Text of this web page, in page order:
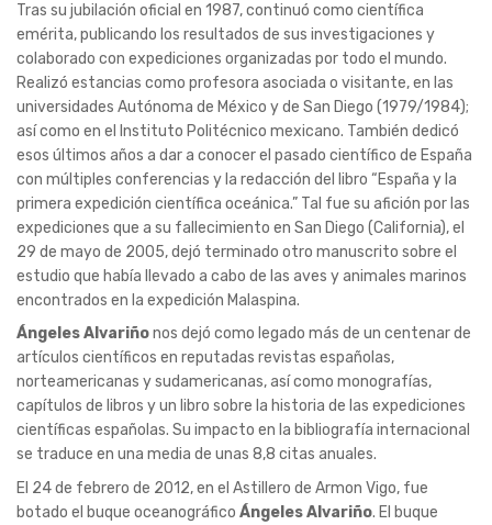
Tras su jubilación oficial en 1987, continuó como científica
emérita, publicando los resultados de sus investigaciones y
colaborado con expediciones organizadas por todo el mundo.
Realizó estancias como profesora asociada o visitante, en las
universidades Autónoma de México y de San Diego (1979/1984);
así como en el Instituto Politécnico mexicano. También dedicó
esos últimos años a dar a conocer el pasado científico de España
con múltiples conferencias y la redacción del libro “España y la
primera expedición científica oceánica.” Tal fue su afición por las
expediciones que a su fallecimiento en San Diego (California), el
29 de mayo de 2005, dejó terminado otro manuscrito sobre el
estudio que había llevado a cabo de las aves y animales marinos
encontrados en la expedición Malaspina.
Ángeles Alvariñonos dejó como legado más de un centenar de
artículos científicos en reputadas revistas españolas,
norteamericanas y sudamericanas, así como monografías,
capítulos de libros y un libro sobre la historia de las expediciones
científicas españolas. Su impacto en la bibliografía internacional
se traduce en una media de unas 8,8 citas anuales.
El 24 de febrero de 2012, en el Astillero de Armon Vigo, fue
botado el buque oceanográfico Ángeles Alvariño. El buque